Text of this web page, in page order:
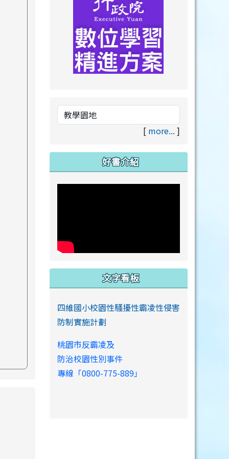
[ more... ]
好書介紹
文字看板
四維國小校園性騷擾性霸凌性侵害
防制實施計劃
桃園市反霸凌及
防治校園性別事件
專線「0800-775-889」